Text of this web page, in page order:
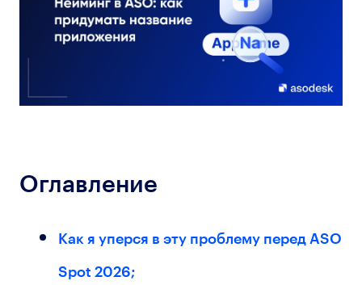
Оглавление
Как я уперся в эту проблему перед ASO
Spot 2026;